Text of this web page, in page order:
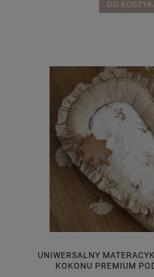
DO
UNIWERSALNY
KOKONU PREMIUM